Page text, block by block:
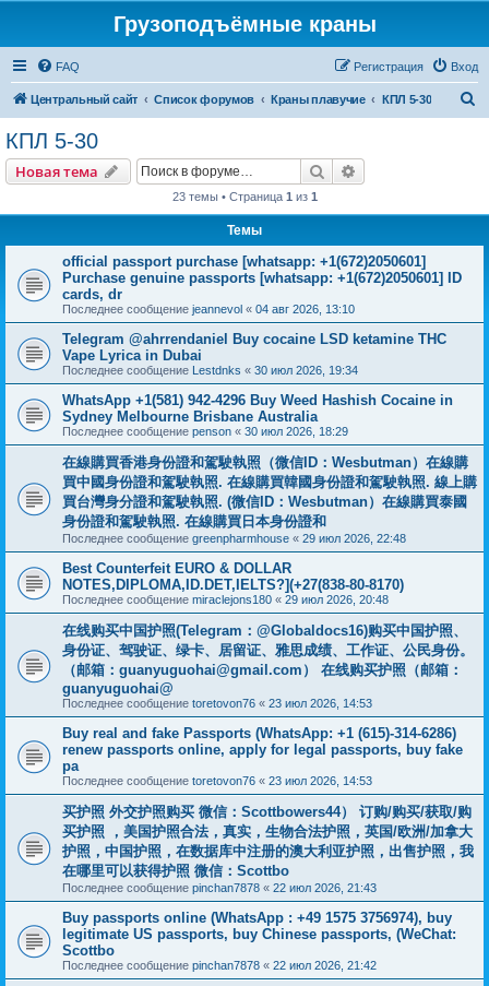
Грузоподъёмные краны
FAQ Вход
Регистрация
Центральный сайт Список форумов Краны плавучие КПЛ 5-30
КПЛ 5-30
Новая тема Поиск
23 темы • Страница 1 из 1
Темы
official passport purchase [whatsapp: +1(672)2050601]
Purchase genuine passports [whatsapp: +1(672)2050601] ID
cards, dr
Последнее сообщение jeannevol « 04 авг 2026, 13:10
Telegram @ahrrendaniel Buy cocaine LSD ketamine THC
Vape Lyrica in Dubai
Последнее сообщение Lestdnks « 30 июл 2026, 19:34
WhatsApp +1(581) 942-4296 Buy Weed Hashish Cocaine in
Sydney Melbourne Brisbane Australia
Последнее сообщение penson « 30 июл 2026, 18:29
在線購買香港身份證和駕駛執照（微信ID：Wesbutman）在線購
買中國身份證和駕駛執照. 在線購買韓國身份證和駕駛執照. 線上購
買台灣身分證和駕駛執照. (微信ID：Wesbutman）在線購買泰國
身份證和駕駛執照. 在線購買日本身份證和
Последнее сообщение greenpharmhouse « 29 июл 2026, 22:48
Best Counterfeit EURO & DOLLAR
NOTES,DIPLOMA,ID.DET,IELTS?](+27(838-80-8170)
Последнее сообщение miraclejons180 « 29 июл 2026, 20:48
在线购买中国护照(Telegram：@Globaldocs16)购买中国护照、
身份证、驾驶证、绿卡、居留证、雅思成绩、工作证、公民身份。
（邮箱： guanyuguohai@gmail.com ） 在线购买护照（邮箱：
guanyuguohai@
Последнее сообщение toretovon76 « 23 июл 2026, 14:53
Buy real and fake Passports (WhatsApp: +1 (615)-314-6286)
renew passports online, apply for legal passports, buy fake
pa
Последнее сообщение toretovon76 « 23 июл 2026, 14:53
买护照 外交护照购买 微信：Scottbowers44） 订购/购买/获取/购
买护照 ，美国护照合法，真实，生物合法护照，英国/欧洲/加拿大
护照，中国护照，在数据库中注册的澳大利亚护照，出售护照，我
在哪里可以获得护照 微信：Scottbo
Последнее сообщение pinchan7878 « 22 июл 2026, 21:43
Buy passports online (WhatsApp : +49 1575 3756974), buy
legitimate US passports, buy Chinese passports, (WeChat:
Scottbo
Последнее сообщение pinchan7878 « 22 июл 2026, 21:42